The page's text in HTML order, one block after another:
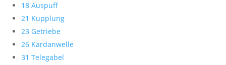
18 Auspuff
21 Kupplung
23 Getriebe
26 Kardanwelle
31 Telegabel